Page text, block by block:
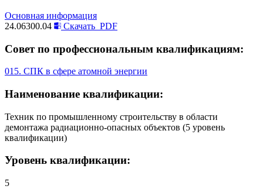
Основная информация
24.06300.04
Скачать PDF
Совет по профессиональным квалификациям:
015. СПК в сфере атомной энергии
Наименование квалификации:
Техник по промышленному строительству в области
демонтажа радиационно-опасных объектов (5 уровень
квалификации)
Уровень квалификации:
5